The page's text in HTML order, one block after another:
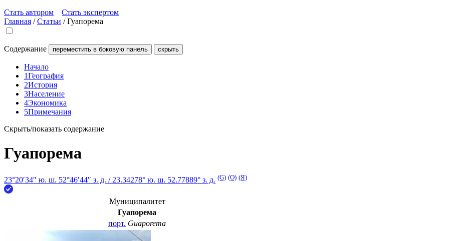
Стать автором
Стать экспертом
Главная /Статьи /Гуапорема
Содержание переместить в боковую панель скрыть
Начало
1География
2История
3Население
4Экономика
5Примечания
Скрыть/показать содержание
Гуапорема
23°20′34″ ю. ш. 52°46′44″ з. д. / 23.34278° ю. ш. 52.77889° з. д. (G) (O) (Я)
Муниципалитет
Гуапорема
порт. Guaporema